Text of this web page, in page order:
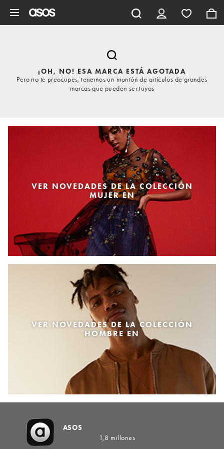
¡OH, NO! ESA MARCA ESTÁ AGOTADA
Pero no te preocupes, tenemos un montón de artículos de grandes
marcas que pueden ser tuyos
VER NOVEDADES DE LA COLECCIÓN
MUJER EN
VER NOVEDADES DE LA COLECCIÓN
HOMBRE EN
ASOS
1,8 millones